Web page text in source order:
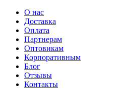
О нас
Доставка
Оплата
Партнерам
Оптовикам
Корпоративным
Блог
Отзывы
Контакты